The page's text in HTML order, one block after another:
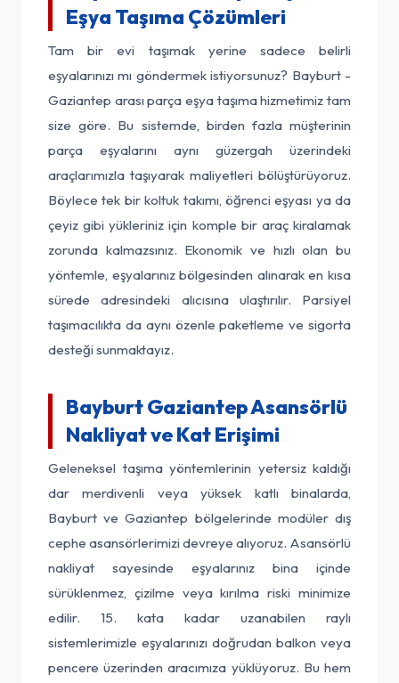
Eşya Taşıma Çözümleri
Tam bir evi taşımak yerine sadece belirli
eşyalarınızı mı göndermek istiyorsunuz? Bayburt -
Gaziantep arası parça eşya taşıma hizmetimiz tam
size göre. Bu sistemde, birden fazla müşterinin
parça eşyalarını aynı güzergah üzerindeki
araçlarımızla taşıyarak maliyetleri bölüştürüyoruz.
Böylece tek bir koltuk takımı, öğrenci eşyası ya da
çeyiz gibi yükleriniz için komple bir araç kiralamak
zorunda kalmazsınız. Ekonomik ve hızlı olan bu
yöntemle, eşyalarınız bölgesinden alınarak en kısa
sürede adresindeki alıcısına ulaştırılır. Parsiyel
taşımacılıkta da aynı özenle paketleme ve sigorta
desteği sunmaktayız.
Bayburt Gaziantep Asansörlü
Nakliyat ve Kat Erişimi
Geleneksel taşıma yöntemlerinin yetersiz kaldığı
dar merdivenli veya yüksek katlı binalarda,
Bayburt ve Gaziantep bölgelerinde modüler dış
cephe asansörlerimizi devreye alıyoruz. Asansörlü
nakliyat sayesinde eşyalarınız bina içinde
sürüklenmez, çizilme veya kırılma riski minimize
edilir. 15. kata kadar uzanabilen raylı
sistemlerimizle eşyalarınızı doğrudan balkon veya
pencere üzerinden aracımıza yüklüyoruz. Bu hem